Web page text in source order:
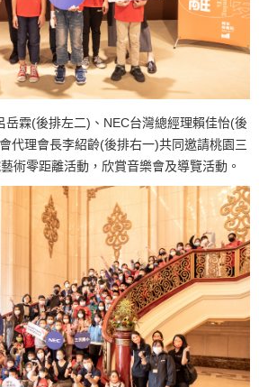
岳霖(後排左二)、NEC台灣總經理賴佳怡(後
代理會長李紹齡(後排右一)共同邀請桃園三
術零距離活動，欣賞音樂會及導覽活動。